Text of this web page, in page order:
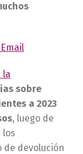
Email
la
sobre
a 2023
, luego de
los
devolución